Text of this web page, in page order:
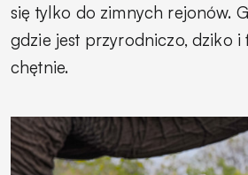
się tylko do zimnych rejonów.
gdzie jest przyrodniczo, dziko i
chętnie.